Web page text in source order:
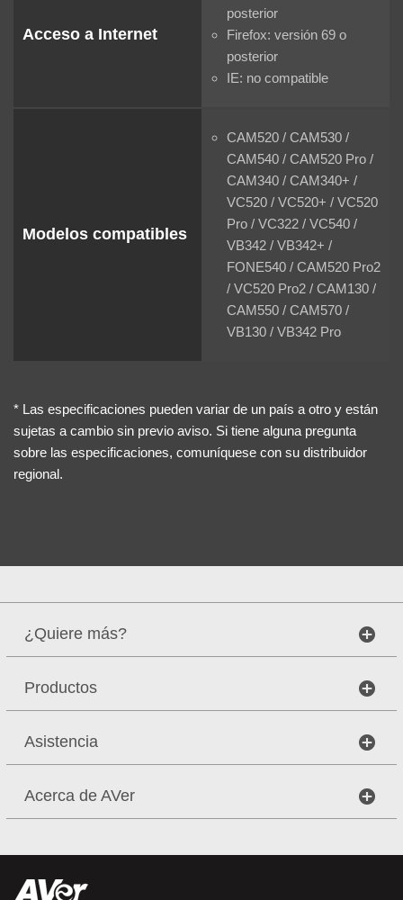
Acceso a Internet
posterior
Firefox: versión 69 o
posterior
IE: no compatible
Modelos compatibles
CAM520 / CAM530 /
CAM540 / CAM520 Pro /
CAM340 / CAM340+ /
VC520 / VC520+ / VC520
Pro / VC322 / VC540 /
VB342 / VB342+ /
FONE540 / CAM520 Pro2
/ VC520 Pro2 / CAM130 /
CAM550 / CAM570 /
VB130 / VB342 Pro
* Las especificaciones pueden variar de un país a otro y están
sujetas a cambio sin previo aviso. Si tiene alguna pregunta
sobre las especificaciones, comuníquese con su distribuidor
regional.
¿Quiere más?
Productos
Asistencia
Acerca de AVer